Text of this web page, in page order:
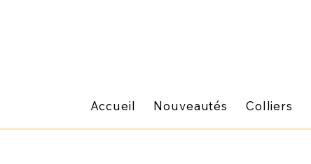
Accueil Nouveautés Colliers